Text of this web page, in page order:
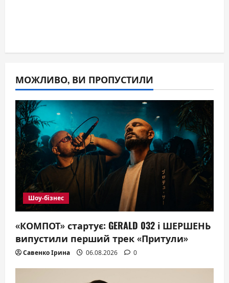
МОЖЛИВО, ВИ ПРОПУСТИЛИ
Шоу-бізнес
«КОМПОТ» стартує: GERALD 032 і ШЕРШЕНЬ
випустили перший трек «Притули»
Савенко Ірина 06.08.2026 0